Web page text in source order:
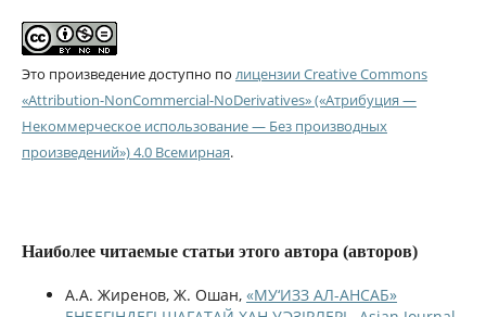
Это произведение доступно по лицензии Creative Commons
«Attribution-NonCommercial-NoDerivatives» («Атрибуция —
Некоммерческое использование — Без производных
произведений») 4.0 Всемирная.
Наиболее читаемые статьи этого автора (авторов)
А.А. Жиренов, Ж. Ошан, «МУ‘ИЗЗ АЛ-АНСАБ»